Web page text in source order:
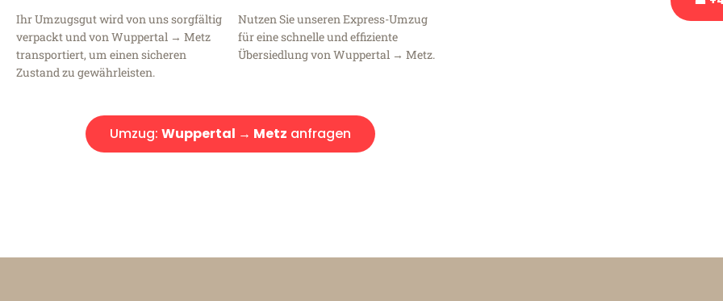
Ihr Umzugsgut wird von uns sorgfältig
verpackt und von Wuppertal → Metz
transportiert, um einen sicheren
Zustand zu gewährleisten.
Nutzen Sie unseren Express-Umzug
für eine schnelle und effiziente
Übersiedlung von Wuppertal → Metz.
Umzug: Wuppertal → Metz anfragen